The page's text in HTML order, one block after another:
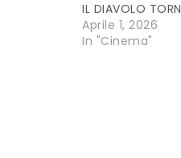
IL DIAVOLO
Aprile 1, 2026
In "Cinema"